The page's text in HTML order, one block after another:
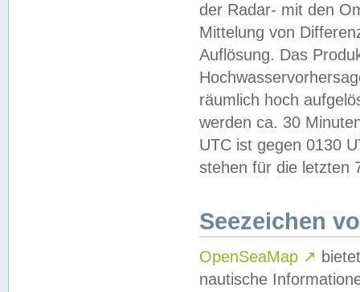
der Radar- mit den
Mittelung von
Auflösung. Das
räumlich hoch
werden ca. 30
UTC ist gegen 0130
stehen für die letzten
Seezeichen
OpenSeaMap ↗
nautische